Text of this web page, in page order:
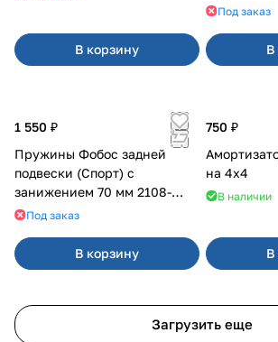
В корзину
Под заказ
В
1 550 ₽
Пружины Фобос задней
подвески (Спорт) с
занижением 70 мм 2108-
21099, 2113-2115
Под заказ
В корзину
750 ₽
на 4х4
В наличии
В
Загрузить еще